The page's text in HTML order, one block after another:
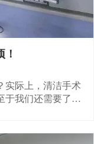
实际上，清洁手术
于我们还需要了解